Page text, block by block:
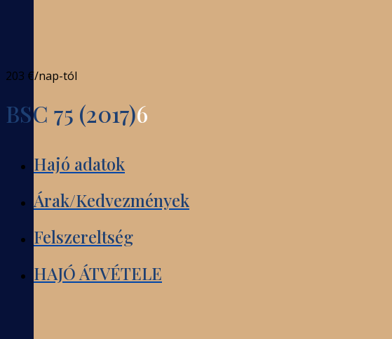
203 €/nap-tól
BSC 75 (2017)6
Hajó adatok
Árak/Kedvezmények
Felszereltség
HAJÓ ÁTVÉTELE